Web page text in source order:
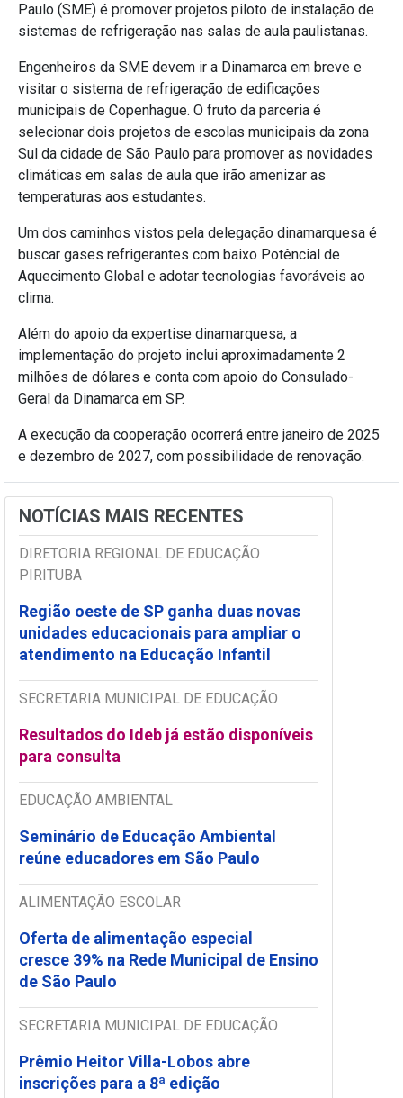
Paulo (SME) é promover projetos piloto de instalação de
sistemas de refrigeração nas salas de aula paulistanas.
Engenheiros da SME devem ir a Dinamarca em breve e
visitar o sistema de refrigeração de edificações
municipais de Copenhague. O fruto da parceria é
selecionar dois projetos de escolas municipais da zona
Sul da cidade de São Paulo para promover as novidades
climáticas em salas de aula que irão amenizar as
temperaturas aos estudantes.
Um dos caminhos vistos pela delegação dinamarquesa é
buscar gases refrigerantes com baixo Potêncial de
Aquecimento Global e adotar tecnologias favoráveis ao
clima.
Além do apoio da expertise dinamarquesa, a
implementação do projeto inclui aproximadamente 2
milhões de dólares e conta com apoio do Consulado-
Geral da Dinamarca em SP.
A execução da cooperação ocorrerá entre janeiro de 2025
e dezembro de 2027, com possibilidade de renovação.
NOTÍCIAS MAIS RECENTES
DIRETORIA REGIONAL DE EDUCAÇÃO
PIRITUBA
Região oeste de SP ganha duas novas
unidades educacionais para ampliar o
atendimento na Educação Infantil
SECRETARIA MUNICIPAL DE EDUCAÇÃO
Resultados do Ideb já estão disponíveis
para consulta
EDUCAÇÃO AMBIENTAL
Seminário de Educação Ambiental
reúne educadores em São Paulo
ALIMENTAÇÃO ESCOLAR
Oferta de alimentação especial
cresce 39% na Rede Municipal de Ensino
de São Paulo
SECRETARIA MUNICIPAL DE EDUCAÇÃO
Prêmio Heitor Villa-Lobos abre
inscrições para a 8ª edição